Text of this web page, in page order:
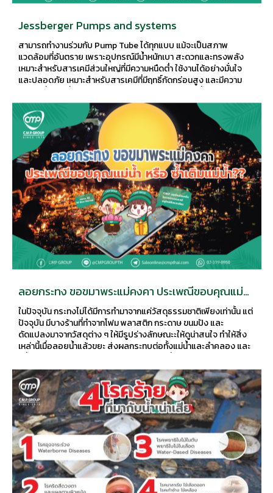
Jessberger Pumps and systems
สามารถทำงานร่วมกับ Pump Tube ได้ทุกแบบ แม้จะเป็นสภาพ
แวดล้อมที่อันตราย เพราะอุปกรณ์มีน้ำหนักเบา สะดวกและทรงพลัง
เหมาะสำหรับสารเคมีส่วนใหญ่ที่มีความหนืดต่ำ ใช้งานได้อย่างมั่นใจ
และปลอดภัย เหมาะสำหรับสารเคมีที่มีฤทธิ์กัดกร่อนสูง และมีความ
ลอยกระทง ขอขมาพระแม่คงคา ประเพณีขอบคุณแม่น้ำ
หรือ ซ้ำเติมแม่น้ำ??
ในปัจจุบัน กระทงไม่ได้มีการทำมาจากแค่วัสดุธรรมชาติเพียงเท่านั้น แต่
ปัจจุบัน มีบางร้านที่ทำจากโฟม พลาสติก กระดาษ ขนมปัง และ
ดัดแปลงมาจากวัสดุต่าง ๆ ให้มีรูปร่างลักษณะะให้ดูน่าสนใจ ทำให้สิ่ง
เหล่านี้เมื่อลอยน้ำแล้วขยะ ส่งผลกระทบต่อทั้งแม่น้ำและลำคลอง และ
ชีวิตปกติ หลังจากที่เจอสถานการณ์โควิดและใช้ชีวิตแบบไร้สีสันมานาน